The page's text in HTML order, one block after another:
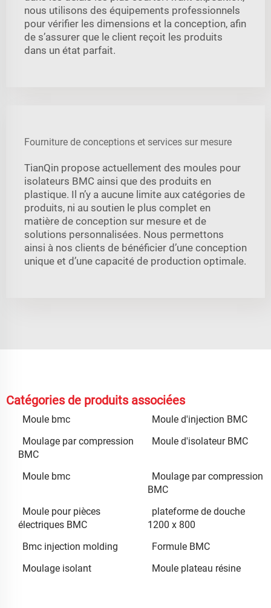
nous utilisons des équipements professionnels
pour vérifier les dimensions et la conception, afin
de s’assurer que le client reçoit les produits
dans un état parfait.
Fourniture de conceptions et services sur mesure
TianQin propose actuellement des moules pour
isolateurs BMC ainsi que des produits en
plastique. Il n’y a aucune limite aux catégories de
produits, ni au soutien le plus complet en
matière de conception sur mesure et de
solutions personnalisées. Nous permettons
ainsi à nos clients de bénéficier d’une conception
unique et d’une capacité de production optimale.
Catégories de produits associées
Moule bmc
Moule d'injection BMC
Moulage par compression
BMC
Moule d'isolateur BMC
Moule bmc
Moulage par compression
BMC
Moule pour pièces
électriques BMC
plateforme de douche
1200 x 800
Bmc injection molding
Formule BMC
Moulage isolant
Moule plateau résine